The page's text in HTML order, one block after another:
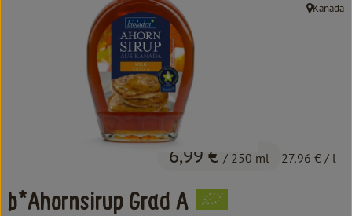
Süß & Pikant
b*Ahornsirup Grad A
6,99 € / 250 ml 27,96 € / l
, Herkunft:
Kanada